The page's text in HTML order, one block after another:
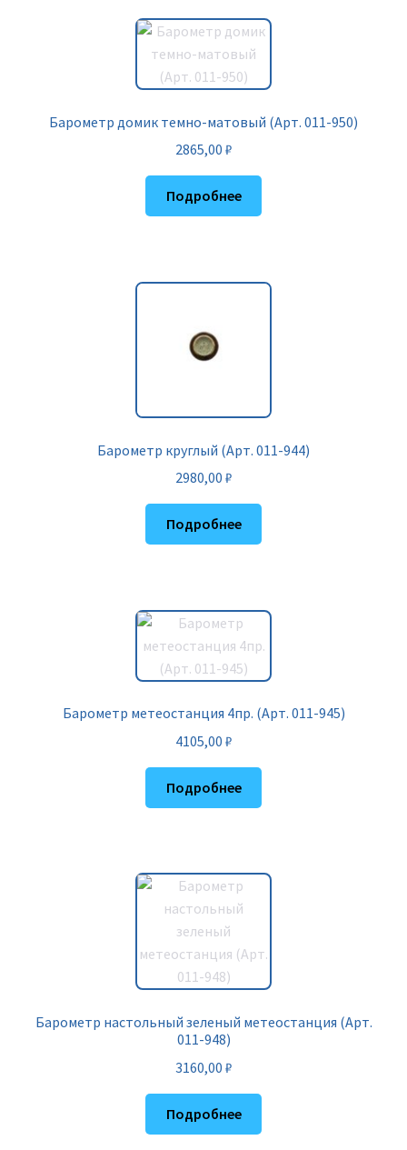
Барометр домик темно-матовый (Арт. 011-950)
2865,00 ₽
Подробнее
Барометр круглый (Арт. 011-944)
2980,00 ₽
Подробнее
Барометр метеостанция 4пр. (Арт. 011-945)
4105,00 ₽
Подробнее
Барометр настольный зеленый метеостанция (Арт.
011-948)
3160,00 ₽
Подробнее